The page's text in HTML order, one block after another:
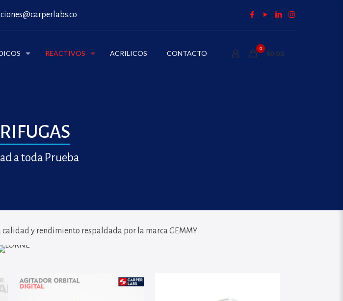
REACTIVOS ACRILICOS CONTACTO
0
$0.00
a toda Prueba
y rendimiento respaldada por la marca GEMMY